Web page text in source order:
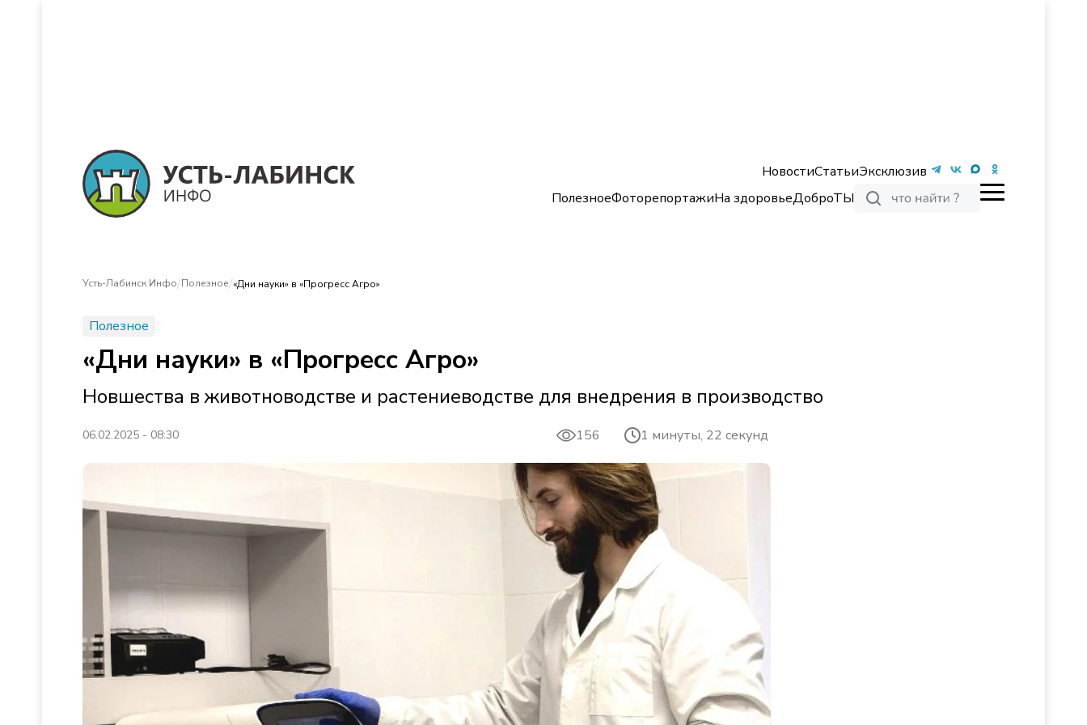
НовостиСтатьиЭксклюзив
ПолезноеФоторепортажиНа здоровьеДоброТЫ
Усть-Лабинск Инфо/Полезное/«Дни науки» в «Прогресс Агро»
Полезное
«Дни науки» в «Прогресс Агро»
Новшества в животноводстве и растениеводстве для внедрения в производство
06.02.2025 - 08:30 156 1 минуты, 22 секунд